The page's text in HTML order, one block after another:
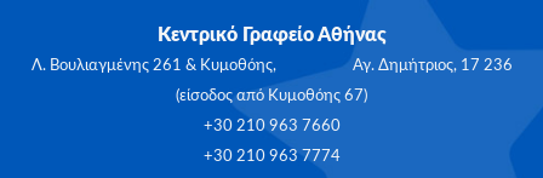
Κεντρικό Γραφείο Αθήνας
Λ. Βουλιαγμένης 261 & Κυμοθόης, Αγ. Δημήτριος, 17 236
(είσοδος από Κυμοθόης 67)
+30 210 963 7660
+30 210 963 7774